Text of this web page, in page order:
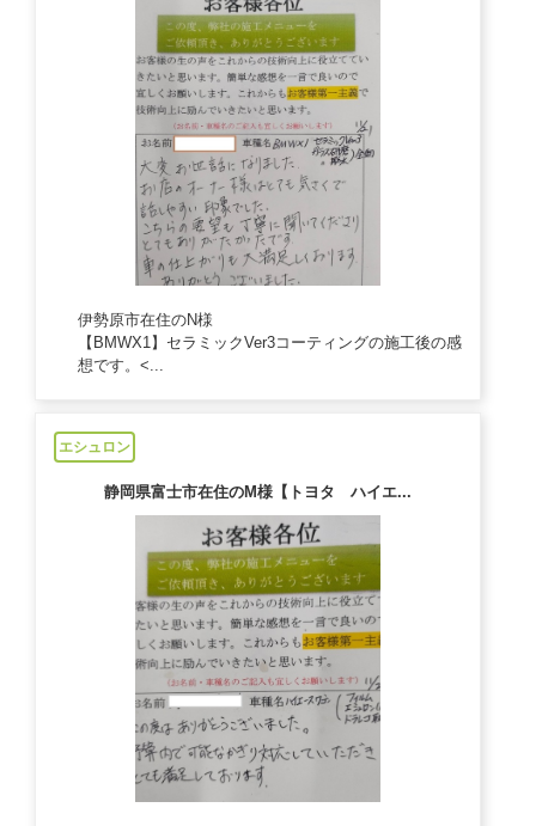
伊勢原市在住のN様
【BMWX1】セラミックVer3コーティングの施工後の感
想です。<...
エシュロン
静岡県富士市在住のM様【トヨタ ハイエ...